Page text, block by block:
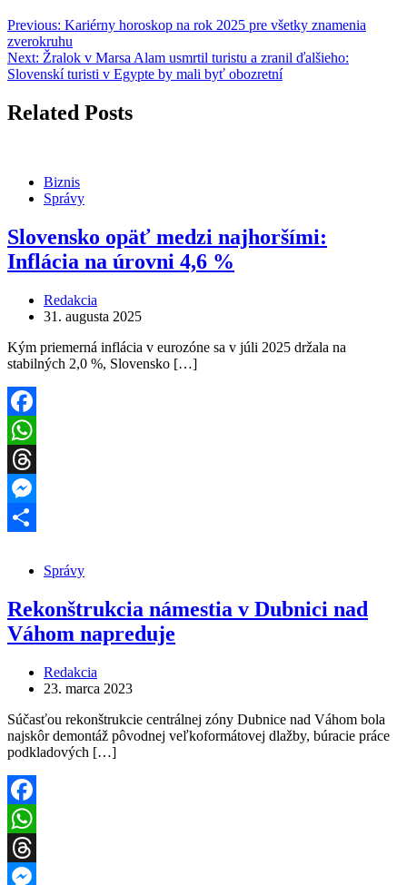
Previous: Kariérny horoskop na rok 2025 pre všetky znamenia
zverokruhu
Next: Žralok v Marsa Alam usmrtil turistu a zranil ďalšieho:
Slovenskí turisti v Egypte by mali byť obozretní
Related Posts
Biznis
Správy
Slovensko opäť medzi najhoršími:
Inflácia na úrovni 4,6 %
Redakcia
31. augusta 2025
Kým priemerná inflácia v eurozóne sa v júli 2025 držala na
stabilných 2,0 %, Slovensko […]
Facebook
WhatsApp
Threads
Messenger
Správy
Rekonštrukcia námestia v Dubnici nad
Váhom napreduje
Redakcia
23. marca 2023
Súčasťou rekonštrukcie centrálnej zóny Dubnice nad Váhom bola
najskôr demontáž pôvodnej veľkoformátovej dlažby, búracie práce
podkladových […]
Facebook
WhatsApp
Threads